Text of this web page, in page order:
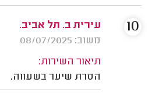
עירית ב. תל אביב.
משוב: 08/07/2025
תיאור השירות:
הסרת שיער בשעווה.
10